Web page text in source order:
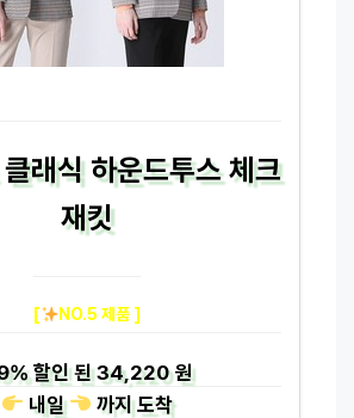
래식 하운드투스 체크
재킷
[ NO.5 제품 ]
할인 된34,220 원
내일
까지도착